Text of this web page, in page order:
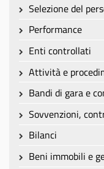
Selezione del
Performance
Enti controllati
Attività e
Bandi di gara e
Sovvenzioni,
Bilanci
Beni immobili e